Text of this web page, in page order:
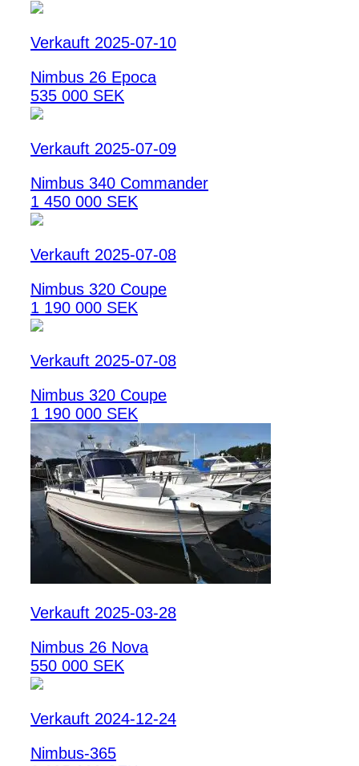
Verkauft 2025-07-10
Nimbus 26 Epoca
535 000 SEK
Verkauft 2025-07-09
Nimbus 340 Commander
1 450 000 SEK
Verkauft 2025-07-08
Nimbus 320 Coupe
1 190 000 SEK
Verkauft 2025-07-08
Nimbus 320 Coupe
1 190 000 SEK
Verkauft 2025-03-28
Nimbus 26 Nova
550 000 SEK
Verkauft 2024-12-24
Nimbus-365